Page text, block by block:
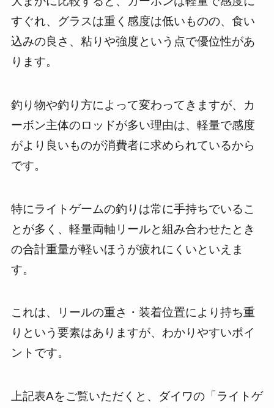
すぐれ、グラスは重く感度は低いものの、食い
込みの良さ、粘りや強度という点で優位性があ
ります。
釣り物や釣り方によって変わってきますが、カ
ーボン主体のロッドが多い理由は、軽量で感度
がより良いものが消費者に求められているから
です。
特にライトゲームの釣りは常に手持ちでいるこ
とが多く、軽量両軸リールと組み合わせたとき
の合計重量が軽いほうが疲れにくいといえま
す。
これは、リールの重さ・装着位置により持ち重
りという要素はありますが、わかりやすいポイ
ントです。
上記表Aをご覧いただくと、ダイワの「ライトゲ